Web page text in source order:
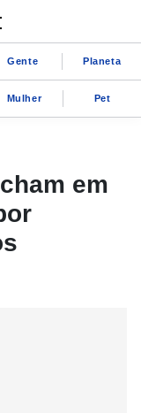
Gente Planeta
Mulher Pet
em